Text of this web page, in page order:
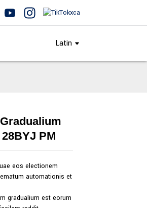
Latin
PM
eos electionem
automationis et
gradualium est eorum